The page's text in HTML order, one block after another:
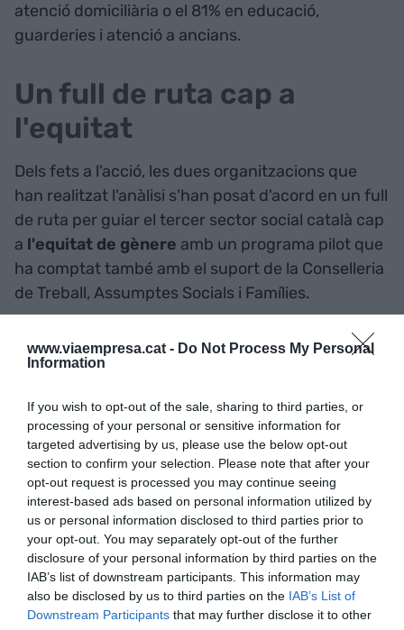
www.viaempresa.cat - Do Not Process My Personal
Information
If you wish to opt-out of the sale, sharing to third parties, or
processing of your personal or sensitive information for
targeted advertising by us, please use the below opt-out
section to confirm your selection. Please note that after your
opt-out request is processed you may continue seeing
interest-based ads based on personal information utilized by
us or personal information disclosed to third parties prior to
your opt-out. You may separately opt-out of the further
disclosure of your personal information by third parties on the
IAB’s list of downstream participants. This information may
also be disclosed by us to third parties on the IAB’s List of
Downstream Participants that may further disclose it to other
atenció domiciliària o el 81% en educació,
guarderies i atenció a ancians.
Un full de ruta cap a
l'equitat
Dels fets a l'acció, les dues organitzacions que
han realitzat l'anàlisi s'han posat d'acord en un full
de ruta per guiar el tercer sector social català cap
a l'equitat de gènere amb un programa pilot que
ha comptat també amb el suport de la Conselleria
de Treball, Assumptes Socials i Famílies.
La convocatòria per a participar en el programa
pilot quedarà oberta a partir del setembre i
programa d'innovació i transformació que també
sistematitzarà les experiències per traslladar-les
posteriorment al conjunt del sector.
AfegirVIA Empresa com a font preferida de
Google de forma gratuïta
Estigues informat amb les últimes notícies d'actualitat
ACTIVAR ARA